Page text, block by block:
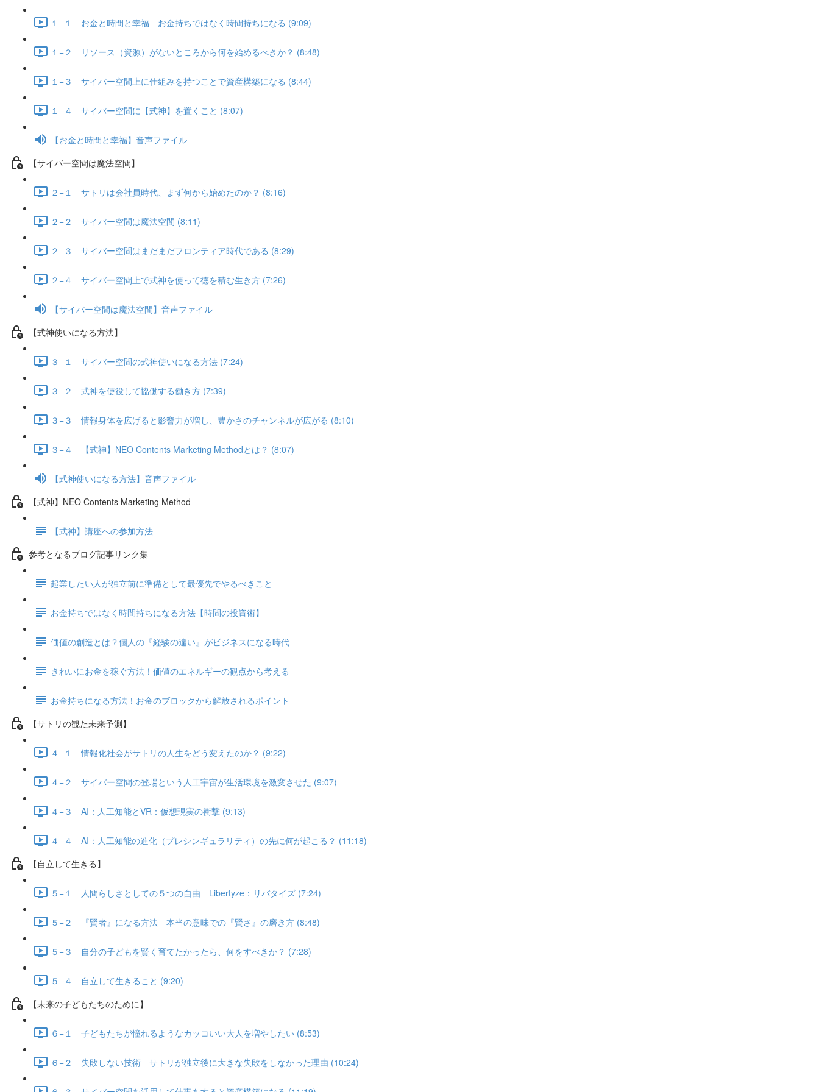
１−１ お金と時間と幸福 お金持ちではなく時間持ちになる (9:09)
１−２ リソース（資源）がないところから何を始めるべきか？ (8:48)
１−３ サイバー空間上に仕組みを持つことで資産構築になる (8:44)
１−４ サイバー空間に【式神】を置くこと (8:07)
【お金と時間と幸福】音声ファイル
【サイバー空間は魔法空間】
２−１ サトリは会社員時代、まず何から始めたのか？ (8:16)
２−２ サイバー空間は魔法空間 (8:11)
２−３ サイバー空間はまだまだフロンティア時代である (8:29)
２−４ サイバー空間上で式神を使って徳を積む生き方 (7:26)
【サイバー空間は魔法空間】音声ファイル
【式神使いになる方法】
３−１ サイバー空間の式神使いになる方法 (7:24)
３−２ 式神を使役して協働する働き方 (7:39)
３−３ 情報身体を広げると影響力が増し、豊かさのチャンネルが広がる (8:10)
３−４ 【式神】NEO Contents Marketing Methodとは？ (8:07)
【式神使いになる方法】音声ファイル
【式神】NEO Contents Marketing Method
【式神】講座への参加方法
参考となるブログ記事リンク集
起業したい人が独立前に準備として最優先でやるべきこと
お金持ちではなく時間持ちになる方法【時間の投資術】
価値の創造とは？個人の『経験の違い』がビジネスになる時代
きれいにお金を稼ぐ方法！価値のエネルギーの観点から考える
お金持ちになる方法！お金のブロックから解放されるポイント
【サトリの観た未来予測】
４−１ 情報化社会がサトリの人生をどう変えたのか？ (9:22)
４−２ サイバー空間の登場という人工宇宙が生活環境を激変させた (9:07)
４−３ AI：人工知能とVR：仮想現実の衝撃 (9:13)
４−４ AI：人工知能の進化（プレシンギュラリティ）の先に何が起こる？ (11:18)
【自立して生きる】
５−１ 人間らしさとしての５つの自由 Libertyze：リバタイズ (7:24)
５−２ 『賢者』になる方法 本当の意味での『賢さ』の磨き方 (8:48)
５−３ 自分の子どもを賢く育てたかったら、何をすべきか？ (7:28)
５−４ 自立して生きること (9:20)
【未来の子どもたちのために】
６−１ 子どもたちが憧れるようなカッコいい大人を増やしたい (8:53)
６−２ 失敗しない技術 サトリが独立後に大きな失敗をしなかった理由 (10:24)